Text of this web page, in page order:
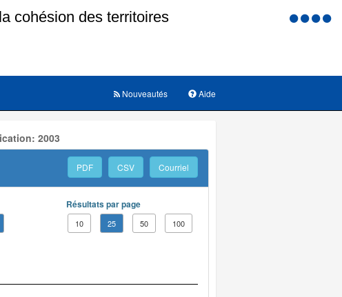
Menu
Aide
Nouveautés
2003
PDF CSV Courriel
Résultats par page
10 25 50 100